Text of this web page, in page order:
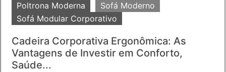
Poltrona Moderna
Sofá Moderno
Sofá Modular Corporativo
Cadeira Corporativa Ergonômica: As
Vantagens de Investir em Conforto,
Saúde...